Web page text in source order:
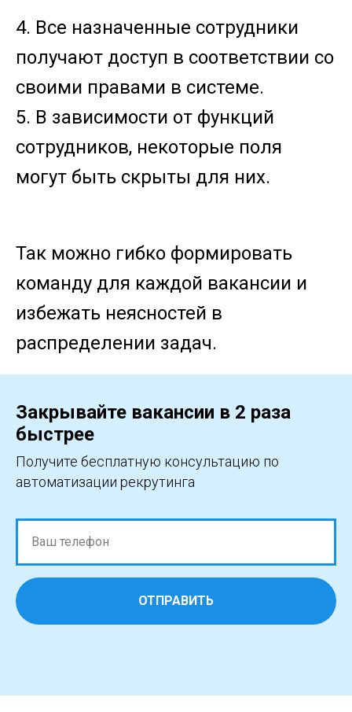
4. Все назначенные сотрудники
получают доступ в соответствии со
своими правами в системе.
5. В зависимости от функций
сотрудников, некоторые поля
могут быть скрыты для них.
Так можно гибко формировать
команду для каждой вакансии и
избежать неясностей в
распределении задач.
Закрывайте вакансии в 2 раза
быстрее
Получите бесплатную консультацию по
автоматизации рекрутинга
Ваш телефон
ОТПРАВИТЬ